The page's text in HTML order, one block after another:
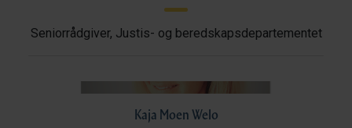
Seniorrådgiver, Justis- og beredskapsdepartementet
Kaja Moen Welo